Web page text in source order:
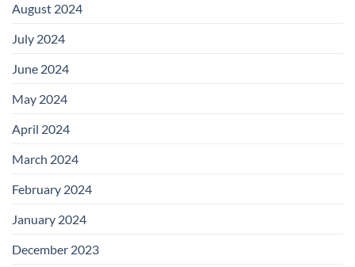
August 2024
July 2024
June 2024
May 2024
April 2024
March 2024
February 2024
January 2024
December 2023